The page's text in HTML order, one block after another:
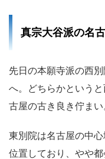
真宗大谷派の名
先日の本願寺派の西
へ。どちらかという
古屋の古き良き佇まい
東別院は名古屋の中
位置しており、やや都